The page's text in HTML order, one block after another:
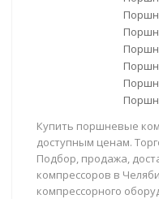
Купить поршневые
доступным ценам.
Подбор, продажа,
компрессоров в
компрессорного